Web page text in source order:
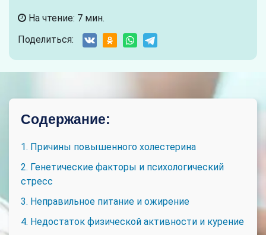
На чтение: 7 мин.
Поделиться:
Содержание:
1. Причины повышенного холестерина
2. Генетические факторы и психологический
стресс
3. Неправильное питание и ожирение
4. Недостаток физической активности и курение